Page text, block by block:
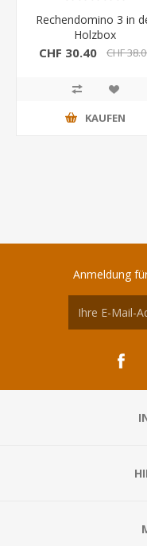
Rechendomino 3 in
Holzbox
CHF 30.40 CHF
KAUFEN
Anmeldung